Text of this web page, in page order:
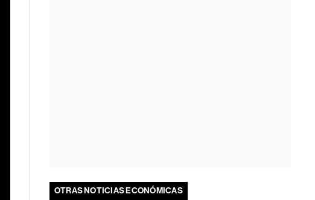
OTRAS NOTICIAS ECONÓMICAS